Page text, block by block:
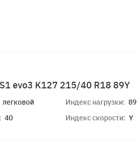
evo3 K127 215/40 R18 89Y
легковой
40
Индекс нагрузки: 89
Индекс скорости: Y